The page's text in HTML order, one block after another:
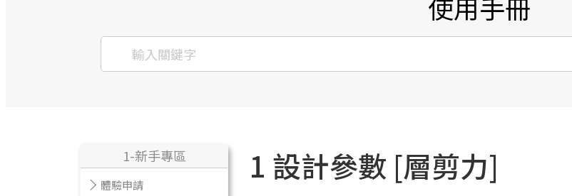
1-新手專區
體驗申請
1 設計參數 [層剪力]